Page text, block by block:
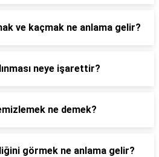
ve kaçmak ne anlama gelir?
neye işarettir?
ne demek?
görmek ne anlama gelir?